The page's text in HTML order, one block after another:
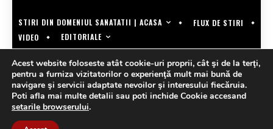
STIRI DIN DOMENIUL SANATATII | ACASA
FLUX DE STIRI
VIDEO
EDITORIALE
Acest website foloseste atât cookie-uri proprii, cât şi de la terţi,
pentru a furniza vizitatorilor o experienţă mult mai bună de
navigare şi servicii adaptate nevoilor şi interesului fiecăruia.
Poti afla mai multe detalii sau poti inchide Cookie accesand
setarile browserului.